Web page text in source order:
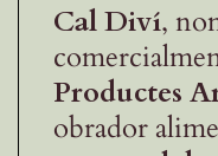
Cal Diví,
Productes
obrador